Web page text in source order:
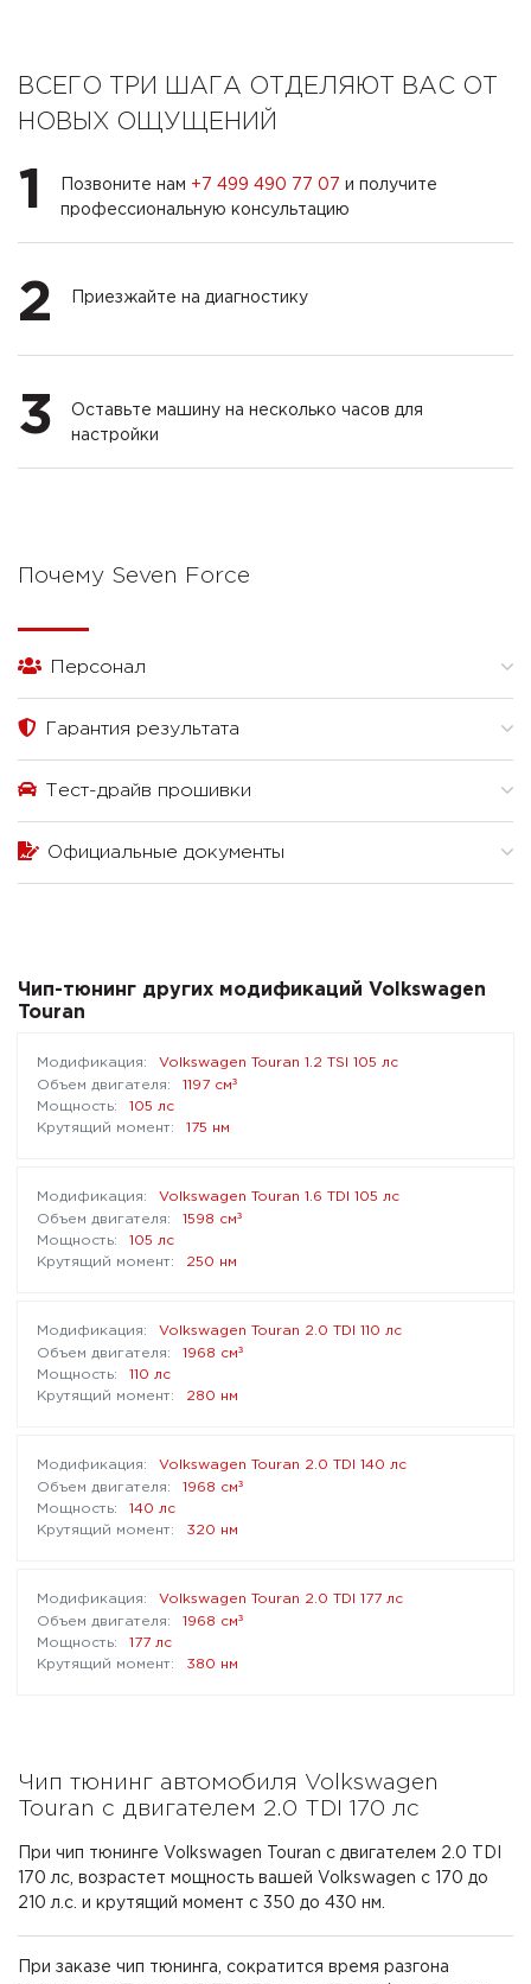
ВСЕГО ТРИ ШАГА ОТДЕЛЯЮТ ВАС ОТ
НОВЫХ ОЩУЩЕНИЙ
1 Позвоните нам +7 499 490 77 07 и получите
профессиональную консультацию
2 Приезжайте на диагностику
3
Оставьте машину на несколько часов для
настройки
Почему Seven Force
Персонал
Гарантия результата
Тест-драйв прошивки
Официальные документы
Чип-тюнинг других модификаций Volkswagen
Touran
Volkswagen Touran 1.2 TSI 105 лс
1197 см³
105 лс
175 нм
Volkswagen Touran 1.6 TDI 105 лс
1598 см³
105 лс
250 нм
Volkswagen Touran 2.0 TDI 110 лс
1968 см³
110 лс
280 нм
Volkswagen Touran 2.0 TDI 140 лс
1968 см³
140 лс
320 нм
Volkswagen Touran 2.0 TDI 177 лс
1968 см³
177 лс
380 нм
Чип тюнинг автомобиля Volkswagen
Touran с двигателем 2.0 TDI 170 лс
При чип тюнинге Volkswagen Touran с двигателем 2.0 TDI
170 лс, возрастет мощность вашей Volkswagen с 170 до
210 л.с. и крутящий момент с 350 до 430 нм.
При заказе чип тюнинга, сократится время разгона